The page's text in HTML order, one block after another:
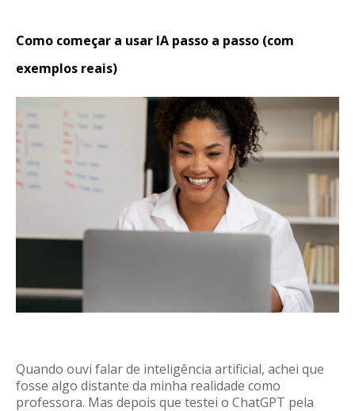
Como começar a usar IA passo a passo (com
exemplos reais)
Quando ouvi falar de inteligência artificial, achei que
fosse algo distante da minha realidade como
professora. Mas depois que testei o ChatGPT pela